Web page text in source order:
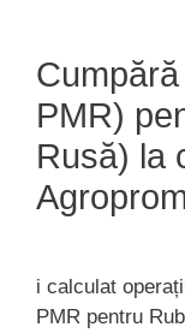
PMR)
Rusă) la
i calculat
PMR pentru